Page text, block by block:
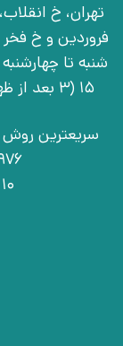
15 (3 بعد از ظهر) - قبل از تشریف آوردن تماس بگیرید
سریعترین روش
021-66410976 | 09030925756
10 صبح الی 15 (3 بعد از ظهر)